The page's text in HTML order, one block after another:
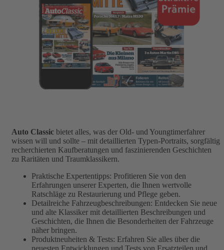
Auto Classic bietet alles, was der Old- und Youngtimerfahrer
wissen will und sollte – mit detaillierten Typen-Portraits, sorgfältig
recherchierten Kaufberatungen und faszinierenden Geschichten
zu Raritäten und Traumklassikern.
Praktische Expertentipps: Profitieren Sie von den
Erfahrungen unserer Experten, die Ihnen wertvolle
Ratschläge zu Restaurierung und Pflege geben.
Detailreiche Fahrzeugbeschreibungen: Entdecken Sie neue
und alte Klassiker mit detaillierten Beschreibungen und
Geschichten, die Ihnen die Besonderheiten der Fahrzeuge
näher bringen.
Produktneuheiten & Tests: Erfahren Sie alles über die
neuesten Entwicklungen und Tests von Ersatzteilen und